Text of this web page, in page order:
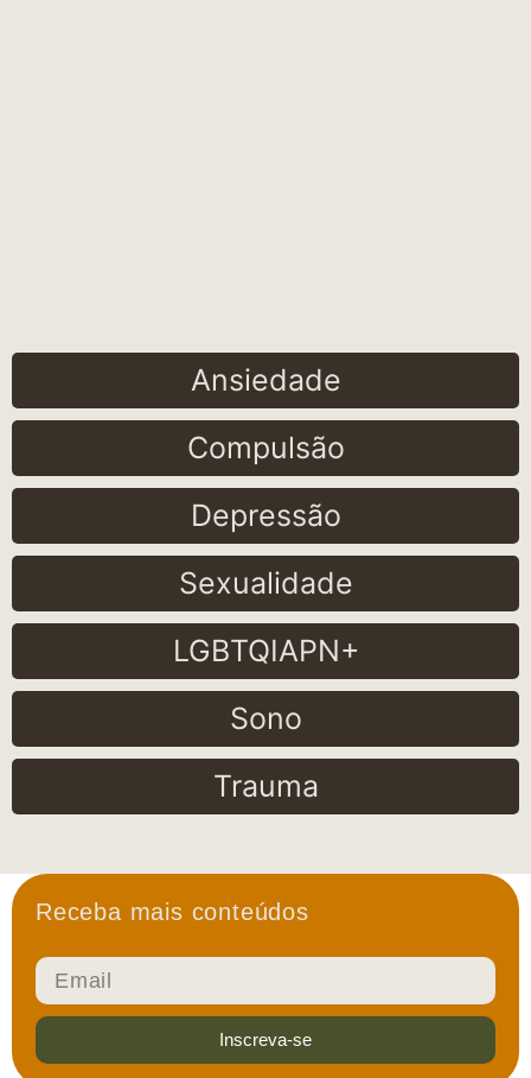
Ansiedade
Compulsão
Depressão
Sexualidade
LGBTQIAPN+
Sono
Trauma
Receba mais conteúdos
Inscreva-se